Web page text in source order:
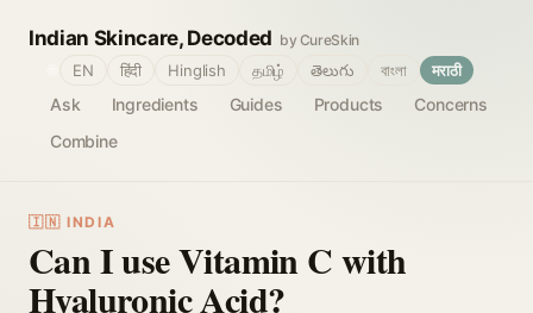
Indian Skincare, Decoded by CureSkin
Ask Ingredients Guides Products
Concerns
Combine
EN हिंदी Hinglish தமிழ் తెలుగు বাংলা मराठी
🇮🇳 INDIA
Can I use Vitamin C with
Hyaluronic Acid?